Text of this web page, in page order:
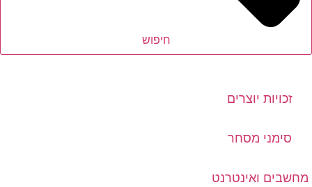
חיפוש
זכויות יוצרים
סימני מסחר
מחשבים ואינטרנט